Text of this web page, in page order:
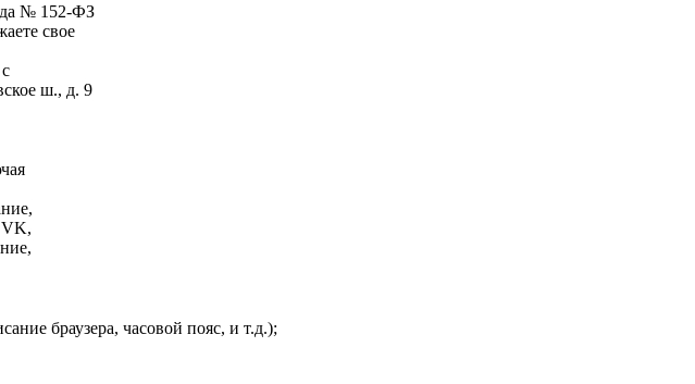
№ 152-ФЗ
свое
ш., д. 9
VK,
браузера, часовой пояс, и т.д.);